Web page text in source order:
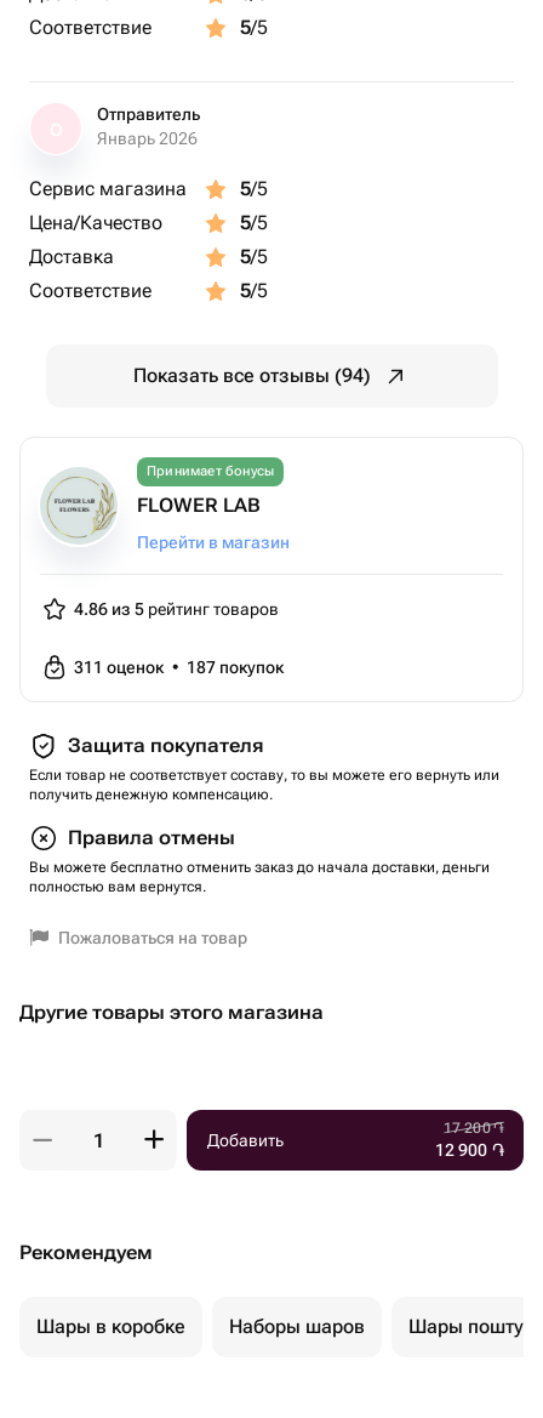
Соответствие
5/5
Отправитель
Январь 2026
Сервис магазина 5/5
Цена/Качество
5/5
Доставка
5/5
Соответствие
5/5
Показать все отзывы (94)
Принимает бонусы
FLOWER LAB
Перейти в магазин
4.86 из 5 рейтинг товаров
311 оценок • 187 покупок
Защита покупателя
Если товар не соответствует составу, то вы можете его вернуть или
получить денежную компенсацию.
Правила отмены
Вы можете бесплатно отменить заказ до начала доставки, деньги
полностью вам вернутся.
Пожаловаться на товар
Другие товары этого магазина
Добавить
17 200֏
12 900 ֏
Рекомендуем
Шары в коробке Наборы шаров Шары